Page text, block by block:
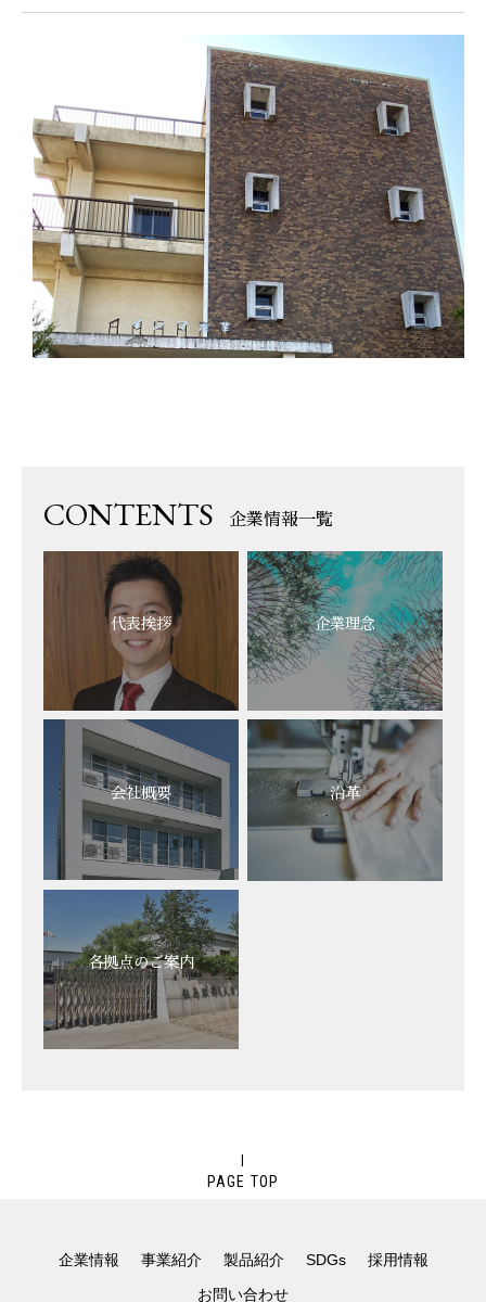
CONTENTS 企業情報一覧
代表挨拶 企業理念
会社概要 沿革
各拠点のご案内
PAGE TOP
企業情報 事業紹介 製品紹介 SDGs
採用情報
お問い合わせ